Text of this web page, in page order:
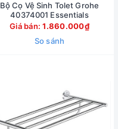
Bộ Cọ Vệ Sinh Tolet Grohe
40374001 Essentials
Giá bán:1.860.000₫
So sánh